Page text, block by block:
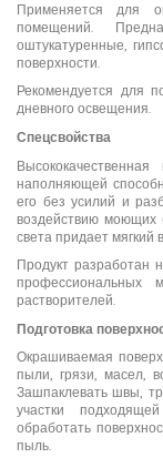
Применяется для
помещений.
оштукатуренные,
поверхности.
Рекомендуется для
дневного освещения.
Спецсвойства
наполняющей
его без усилий и
воздействию моющих
света придает мягкий
Продукт разработан
профессиональных
растворителей.
Подготовка
Окрашиваемая
пыли, грязи, масел,
Зашпаклевать швы,
участки
обработать
пыль.